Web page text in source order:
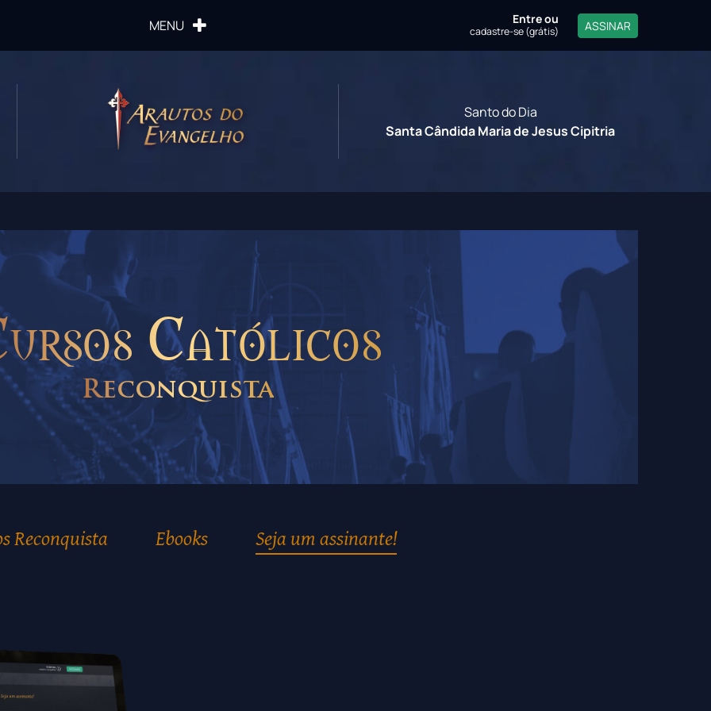
MENU Entreou
cadastre-se (grátis) ASSINAR
Santo do Dia
Santa Cândida Maria de Jesus Cipitria
Católicos
Reconquista
Reconquista Ebooks Seja um assinante!